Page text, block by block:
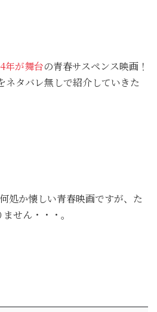
年が舞台の青春サスペンス映画！
ネタバレ無しで紹介していきた
処か懐しい青春映画ですが、た
せん・・・。